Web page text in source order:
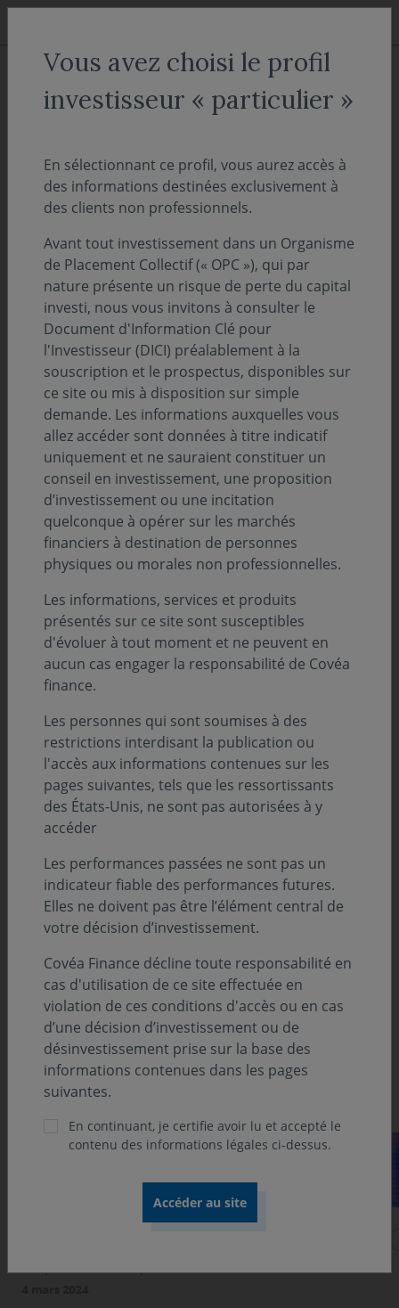
Aller au menu
Aller au contenu
ACCUEIL Décryptages
lecture faire du regain
d'opérations d'acquisitions ?
PERSPECTIVES ÉCONOMIQUES ET FINANCIÈRES 04 mars 2024
Temps de lecture : 15 min
Découvrez et téléchargez l'intégralité de notre
suivi des marchés de la semaine - 04 mars
2024
Sommaire
Analyse de l’évolution des marchés :
Obligataire par Xavier BOUSCHARAIN
Actions Europe par Thomas THIROUIN
Le regard de l'Analyste par Alain OURVOY
Analyse Suivi Macroéconomique :
États-Unis par Sébastien BERTHELOT
Europe par Eloïse GERARD-DESBOIS et Jean-Louis
MOURIER
Asie par Louis MARTIN
Découvrez notre suivi des marchés
Vous avez choisi le profil
investisseur « particulier »
En sélectionnant ce profil, vous aurez accès à
des informations destinées exclusivement à
des clients non professionnels.
Avant tout investissement dans un Organisme
de Placement Collectif (« OPC »), qui par
nature présente un risque de perte du capital
investi, nous vous invitons à consulter le
Document d'Information Clé pour
l'Investisseur (DICI) préalablement à la
souscription et le prospectus, disponibles sur
ce site ou mis à disposition sur simple
demande. Les informations auxquelles vous
allez accéder sont données à titre indicatif
uniquement et ne sauraient constituer un
conseil en investissement, une proposition
d’investissement ou une incitation
quelconque à opérer sur les marchés
financiers à destination de personnes
physiques ou morales non professionnelles.
Les informations, services et produits
présentés sur ce site sont susceptibles
d'évoluer à tout moment et ne peuvent en
aucun cas engager la responsabilité de Covéa
finance.
Les personnes qui sont soumises à des
restrictions interdisant la publication ou
l'accès aux informations contenues sur les
pages suivantes, tels que les ressortissants
des États-Unis, ne sont pas autorisées à y
accéder
Les performances passées ne sont pas un
indicateur fiable des performances futures.
Elles ne doivent pas être l’élément central de
votre décision d’investissement.
Covéa Finance décline toute responsabilité en
cas d'utilisation de ce site effectuée en
violation de ces conditions d'accès ou en cas
d’une décision d’investissement ou de
désinvestissement prise sur la base des
informations contenues dans les pages
suivantes.
En continuant, je certifie avoir lu et accepté le
contenu des informations légales ci-dessus.